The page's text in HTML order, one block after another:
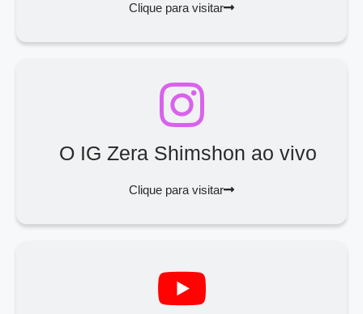
Clique para visitar
O IG Zera Shimshon ao vivo
Clique para visitar